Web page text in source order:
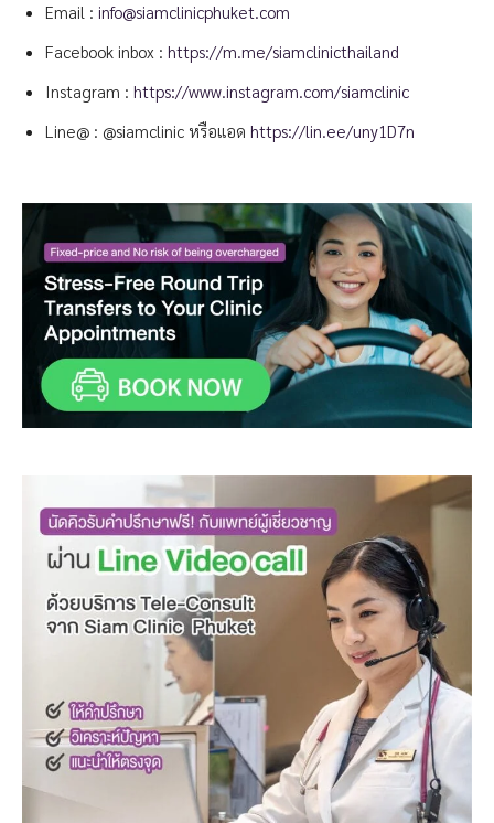
Email : info@siamclinicphuket.com
Facebook inbox : https://m.me/siamclinicthailand
Instagram : https://www.instagram.com/siamclinic
Line@ : @siamclinic หรือแอด https://lin.ee/uny1D7n